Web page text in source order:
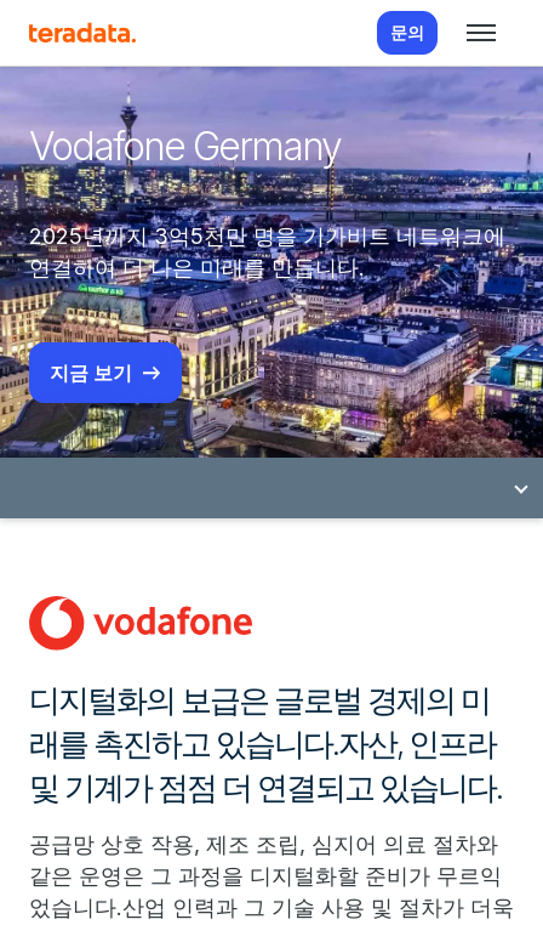
문의
Vodafone Germany
2025년까지 3억5천만 명을 기가비트 네트워크에
연결하여 더 나은 미래를 만듭니다.
지금 보기
디지털화의 보급은 글로벌 경제의 미
래를 촉진하고 있습니다.자산, 인프라
및 기계가 점점 더 연결되고 있습니다.
공급망 상호 작용, 제조 조립, 심지어 의료 절차와
같은 운영은 그 과정을 디지털화할 준비가 무르익
었습니다.산업 인력과 그 기술 사용 및 절차가 더욱